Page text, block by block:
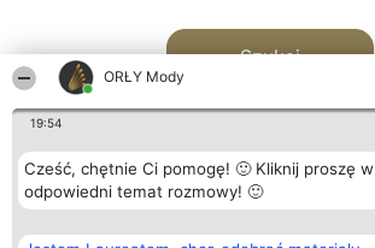
ORŁY Mody
19:54
Cześć, chętnie Ci pomogę! 🙂 Kliknij proszę w
odpowiedni temat rozmowy! 🙂
Szukaj
Organizator plebiscytu Plebiscyt